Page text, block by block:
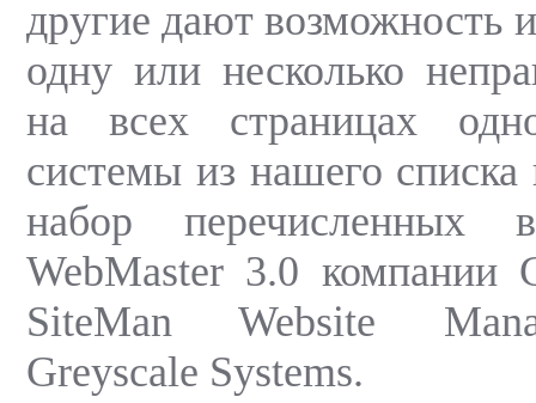
другие дают возможность
одну или несколько
на всех страницах
системы из нашего списка
набор перечисленных
WebMaster 3.0 компании
SiteMan Website
Greyscale Systems.